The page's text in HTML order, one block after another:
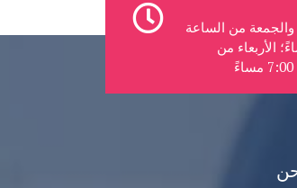
والجمعة من الساعة
إلى 5:00 مساءً؛ الأربعاء من